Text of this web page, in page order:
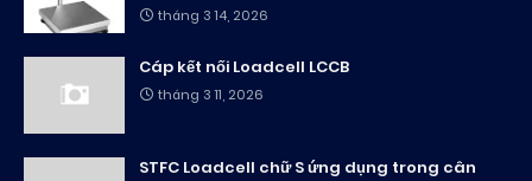
tháng 3 14, 2026
Cáp kết nối Loadcell LCCB
tháng 3 11, 2026
STFC Loadcell chữ S ứng dụng trong cân